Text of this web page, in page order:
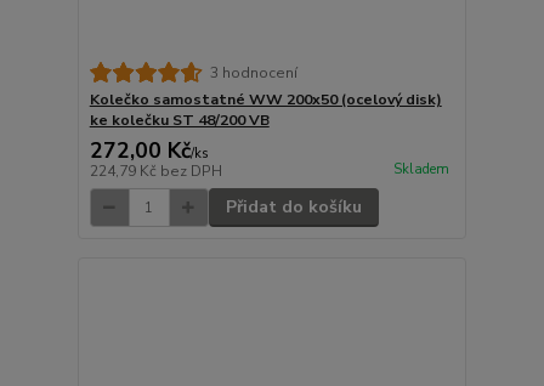
3 hodnocení
Kolečko samostatné WW 200x50 (ocelový disk)
ke kolečku ST 48/200 VB
272,00 Kč/ks
224,79 Kč bez DPH Skladem
Přidat do košíku